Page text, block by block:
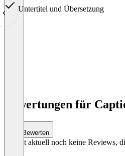
Untertitel und Übersetzung
Bewertungen für
Bewerten
Es gibt aktuell noch keine Reviews,